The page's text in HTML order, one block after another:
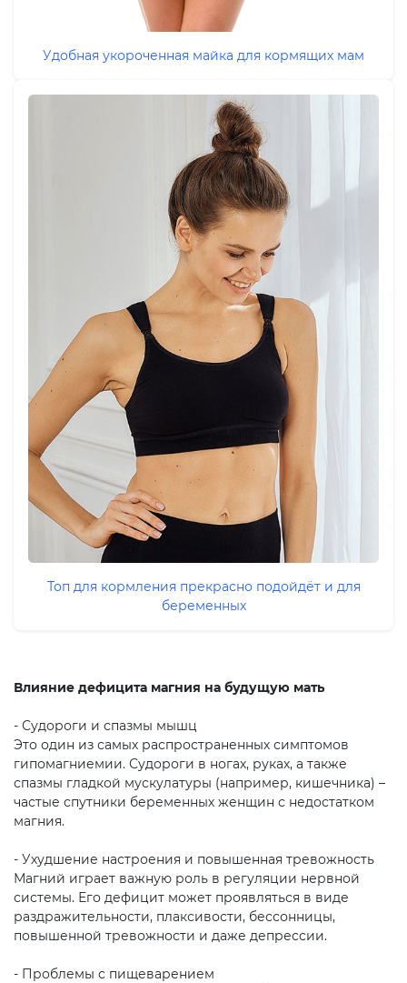
Удобная укороченная майка для кормящих мам
Топ для кормления прекрасно подойдёт и для
беременных
Влияние дефицита магния на будущую мать
- Судороги и спазмы мышц
Это один из самых распространенных симптомов
гипомагниемии. Судороги в ногах, руках, а также
спазмы гладкой мускулатуры (например, кишечника) –
частые спутники беременных женщин с недостатком
магния.
- Ухудшение настроения и повышенная тревожность
Магний играет важную роль в регуляции нервной
системы. Его дефицит может проявляться в виде
раздражительности, плаксивости, бессонницы,
повышенной тревожности и даже депрессии.
- Проблемы с пищеварением